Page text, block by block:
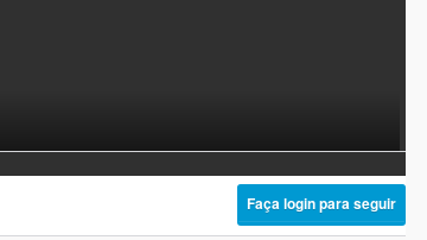
Faça login para seguir